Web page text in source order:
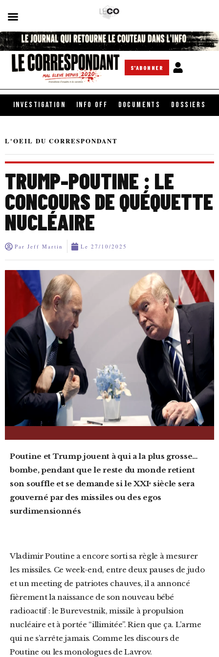
S'ABONNER
INVESTIGATION INFO OFF DOCUMENTS DOSSIERS
L'OEIL DU CORRESPONDANT
TRUMP-POUTINE : LE
CONCOURS DE QUÉQUETTE
NUCLÉAIRE
Par Jeff Martin Le 27/10/2025
Poutine et Trump jouent à qui a la plus grosse…
bombe, pendant que le reste du monde retient
son souffle et se demande si le XXIᵉ siècle sera
gouverné par des missiles ou des egos
surdimensionnés
Vladimir Poutine a encore sorti sa règle à mesurer
les missiles. Ce week-end, entre deux pauses de judo
et un meeting de patriotes chauves, il a annoncé
fièrement la naissance de son nouveau bébé
radioactif : le Burevestnik, missile à propulsion
nucléaire et à portée “illimitée”. Rien que ça. L’arme
qui ne s’arrête jamais. Comme les discours de
Poutine ou les monologues de Lavrov.